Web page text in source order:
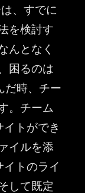
、すでに
を検討す
んとなく
困るのは
だ時、チー
。チーム
トができ
イルを添
トのライ
して既定